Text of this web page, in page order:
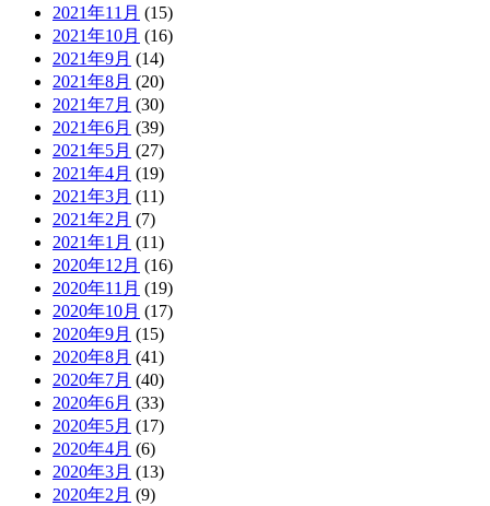
2021年11月 (15)
2021年10月 (16)
2021年9月 (14)
2021年8月 (20)
2021年7月 (30)
2021年6月 (39)
2021年5月 (27)
2021年4月 (19)
2021年3月 (11)
2021年2月 (7)
2021年1月 (11)
2020年12月 (16)
2020年11月 (19)
2020年10月 (17)
2020年9月 (15)
2020年8月 (41)
2020年7月 (40)
2020年6月 (33)
2020年5月 (17)
2020年4月 (6)
2020年3月 (13)
2020年2月 (9)